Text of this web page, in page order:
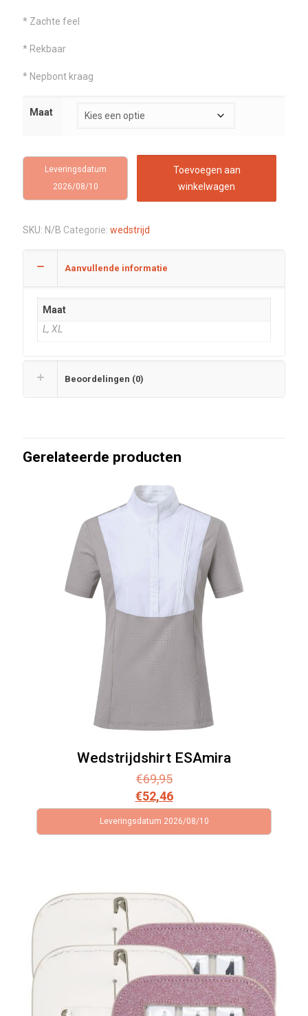
* Zachte feel
* Rekbaar
* Nepbont kraag
Maat
Leveringsdatum
2026/08/10
Toevoegen aan
winkelwagen
SKU: N/B Categorie: wedstrijd
Aanvullende informatie
Maat
L, XL
Beoordelingen (0)
Gerelateerde producten
Wedstrijdshirt ESAmira
€69,95
€52,46
Leveringsdatum 2026/08/10